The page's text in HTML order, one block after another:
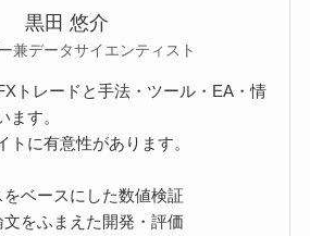
黒田 悠介
兼データサイエンティスト
トレードと手法・ツール・EA・情
ます。
トに有意性があります。
ベースにした数値検証
をふまえた開発・評価